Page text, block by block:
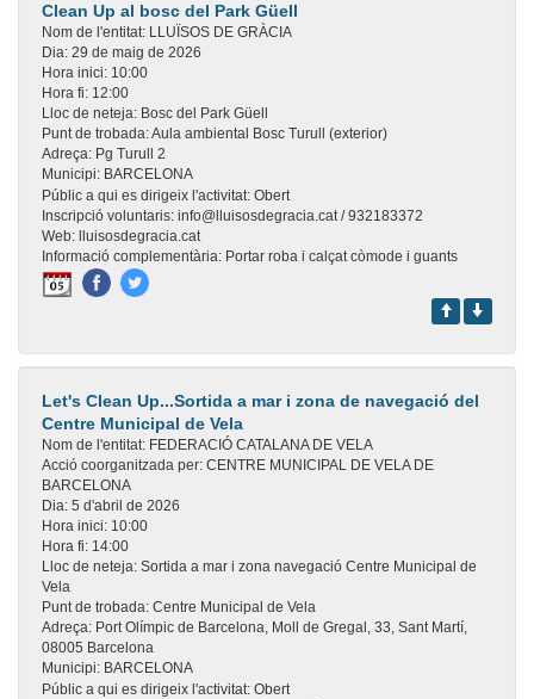
Clean Up al bosc del Park Güell
Nom de l'entitat: LLUÏSOS DE GRÀCIA
Dia: 29 de maig de 2026
Hora inici: 10:00
Hora fi: 12:00
Lloc de neteja: Bosc del Park Güell
Punt de trobada:Aula ambiental Bosc Turull (exterior)
Adreça: Pg Turull 2
Municipi: BARCELONA
Públic a qui es dirigeix l'activitat: Obert
Inscripció voluntaris: info@lluisosdegracia.cat / 932183372
Web:
lluisosdegracia.cat
Informació complementària: Portar roba i calçat còmode i guants
Let's Clean Up...Sortida a mar i zona de navegació del
Centre Municipal de Vela
Nom de l'entitat: FEDERACIÓ CATALANA DE VELA
Acció coorganitzada per: CENTRE MUNICIPAL DE VELA DE
BARCELONA
Dia: 5 d'abril de 2026
Hora inici: 10:00
Hora fi: 14:00
Lloc de neteja: Sortida a mar i zona navegació Centre Municipal de
Vela
Punt de trobada: Centre Municipal de Vela
Adreça: Port Olímpic de Barcelona, Moll de Gregal, 33, Sant Martí,
08005 Barcelona
Municipi: BARCELONA
Públic a qui es dirigeix l'activitat: Obert